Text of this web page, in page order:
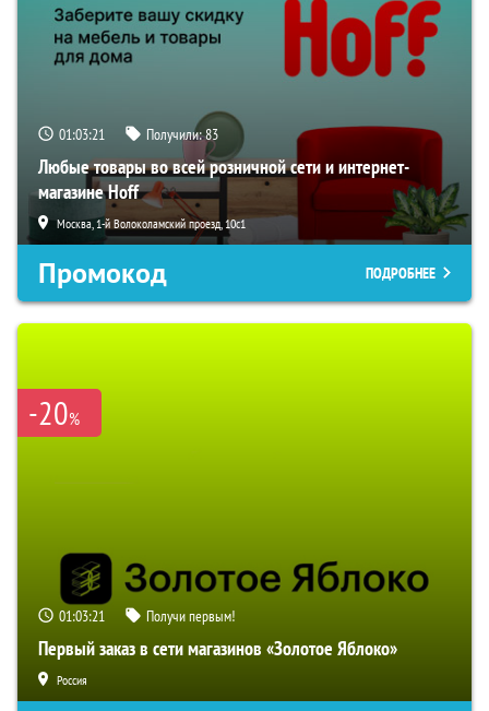
01:03:20 Получили:83
Любые товары во всей розничной сети и интернет-
магазине Hoff
Москва, 1-й Волоколамский проезд, 10с1
Промокод ПОДРОБНЕЕ
-20%
01:03:20 Получи первым!
Первый заказ в сети магазинов «Золотое Яблоко»
Россия